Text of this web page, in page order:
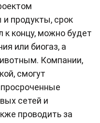
продукты, срок
к концу, можно будет
или биогаз, а
Компании,
смогут
сетей и
проводить за